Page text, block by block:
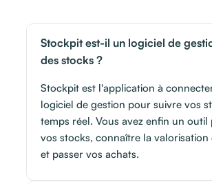
Stockpit est-il un logiciel de
des stocks ?
Stockpit est l'application à
logiciel de gestion pour suivre vos
temps réel. Vous avez enfin un
vos stocks, connaître la valorisation
et passer vos achats.